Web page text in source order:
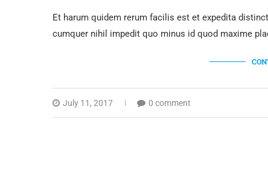
Et harum quidem rerum facilis est et expedita
cumquer nihil impedit quo minus id quod maxime
July 11, 2017 0 comment